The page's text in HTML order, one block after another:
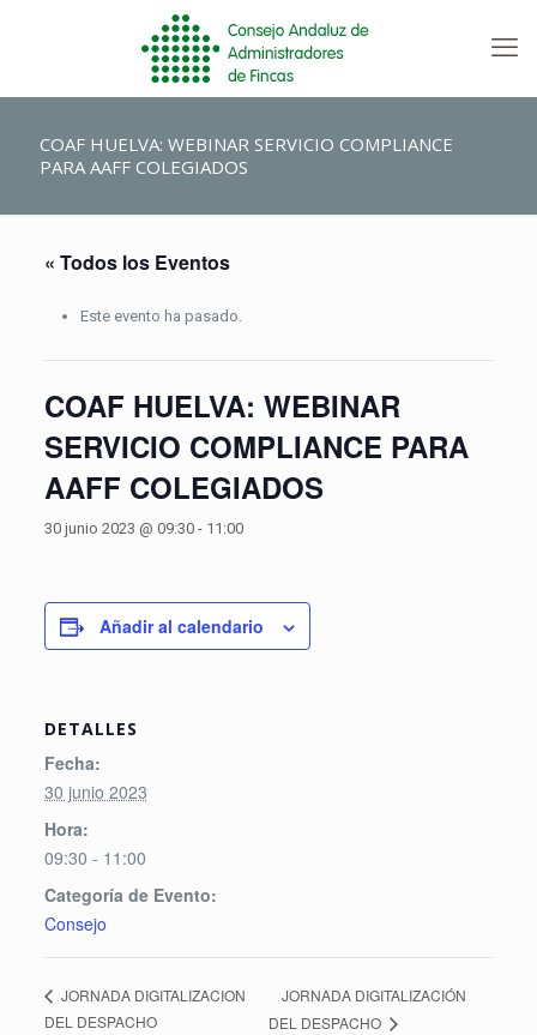
COAF HUELVA: WEBINAR SERVICIO COMPLIANCE
PARA AAFF COLEGIADOS
« Todos los Eventos
Este evento ha pasado.
COAF HUELVA: WEBINAR
SERVICIO COMPLIANCE PARA
AAFF COLEGIADOS
30 junio 2023 @ 09:30- 11:00
Añadir al calendario
DETALLES
Fecha:
30 junio 2023
Hora:
09:30 - 11:00
Categoría de Evento:
Consejo
JORNADA DIGITALIZACION
DEL DESPACHO
JORNADA DIGITALIZACIÓN
DEL DESPACHO